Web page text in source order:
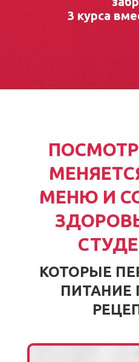
3 курса
МЕНЮ И
КОТОРЫЕ